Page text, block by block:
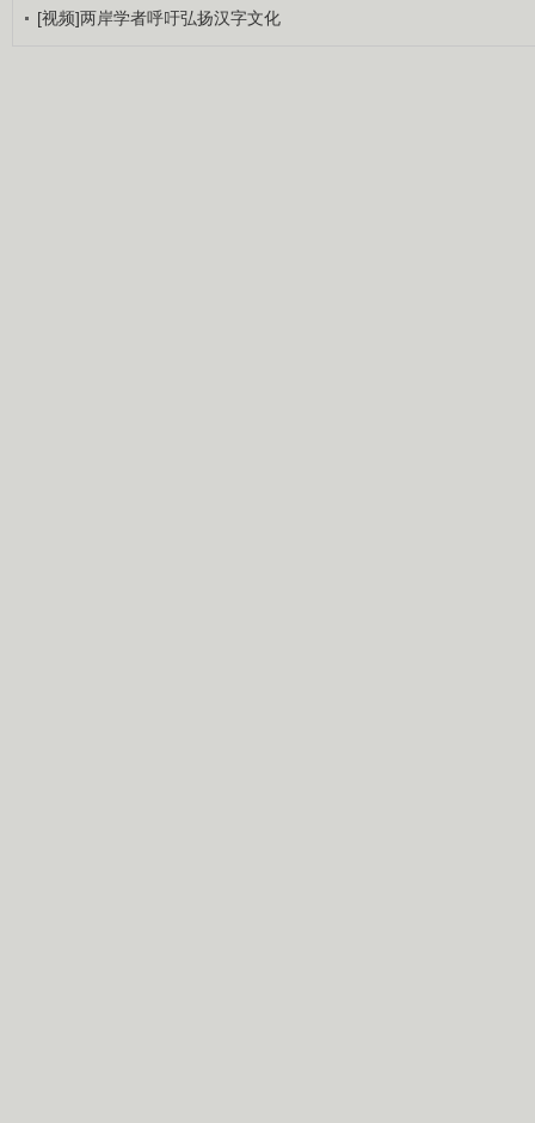
[视频]两岸学者呼吁弘扬汉字文化